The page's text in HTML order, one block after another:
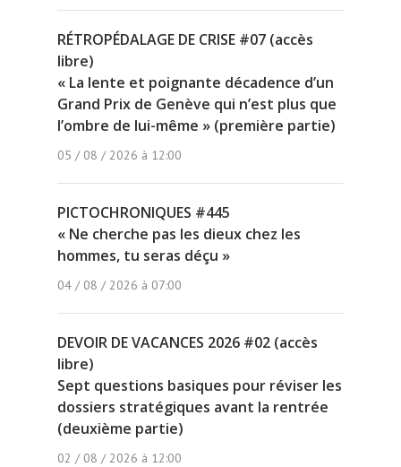
RÉTROPÉDALAGE DE CRISE #07 (accès
libre)
« La lente et poignante décadence d’un
Grand Prix de Genève qui n’est plus que
l’ombre de lui-même » (première partie)
05 / 08 / 2026 à 12:00
PICTOCHRONIQUES #445
« Ne cherche pas les dieux chez les
hommes, tu seras déçu »
04 / 08 / 2026 à 07:00
DEVOIR DE VACANCES 2026 #02 (accès
libre)
Sept questions basiques pour réviser les
dossiers stratégiques avant la rentrée
(deuxième partie)
02 / 08 / 2026 à 12:00